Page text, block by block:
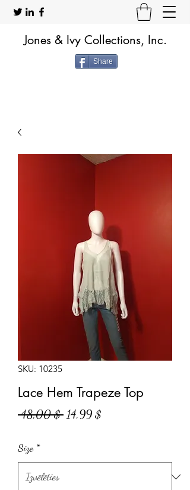
Jones & Ivy Collections, Inc.
Share
SKU: 10235
Lace Hem Trapeze Top
48,00 $ Parastā
14,99 $
Size *